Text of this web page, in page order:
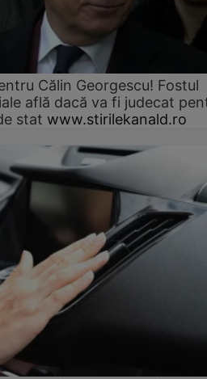
Călin Georgescu! Fostul
află dacă va fi judecat
stat www.stirilekanald.ro